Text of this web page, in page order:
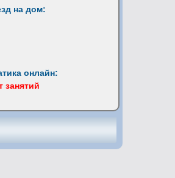
на дом:
онлайн:
занятий